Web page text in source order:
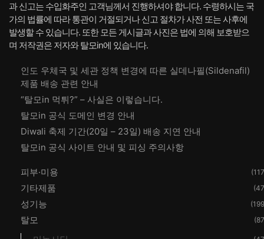
과 신고는 수입화주인 고객님께서 진행하셔야 합니다. 수령하시는 국
가의 법률에 따라 통관이 거절되거나 신고 절차가 사전 또는 사후에
발생할 수 있습니다. 또한 모든 게시글과 사진은 법에 의해 보호받으
며 저작권은 저자와 탈모in에 있습니다.
인도 우체국 및 세관 정책 변경에 따른 실데나필(Sildenafil)
제품 배송 관련 안내
“탈모in 먹튀?” – 사실은 이렇습니다.
탈모in 공식 도메인 변경 안내
Diwali 축제 기간(20일 – 23일) 배송 지연 안내
탈모in 공식 사이트 안내 및 피싱 주의사항
피부·미용
기타제품
성기능
탈모